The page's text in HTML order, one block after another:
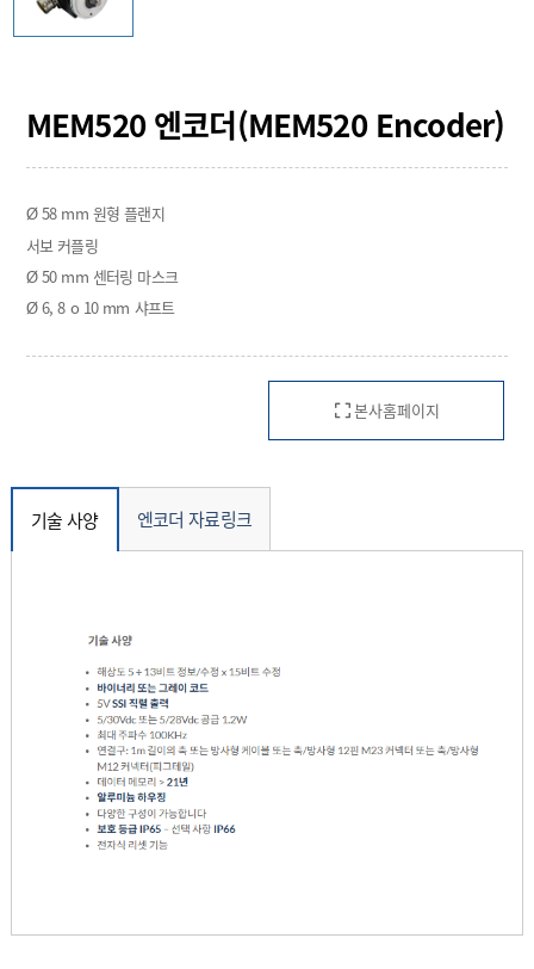
MEM520 엔코더(MEM520 Encoder)
Ø 58 mm 원형 플랜지
서보 커플링
Ø 50 mm 센터링 마스크
Ø 6, 8 o 10 mm 샤프트
본사홈페이지
기술 사양 엔코더 자료링크